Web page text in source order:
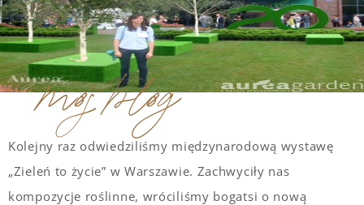
moj blog
Kolejny raz odwiedziliśmy międzynarodową wystawę
„Zieleń to życie” w Warszawie. Zachwyciły nas
kompozycje roślinne, wróciliśmy bogatsi o nową